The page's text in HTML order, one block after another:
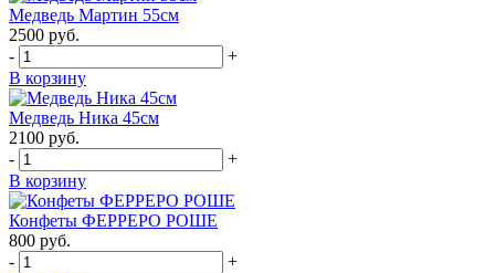
Медведь Мартин 55см
2500 руб.
-
+
В корзину
Медведь Ника 45см
2100 руб.
-
+
В корзину
Конфеты ФЕРРЕРО РОШЕ
800 руб.
-
+